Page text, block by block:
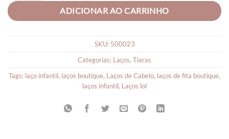
ADICIONAR AO CARRINHO
SKU: 500023
Categorias: Laços, Tiaras
Tags: laço infantil, laços boutique, Laços de Cabelo, laços de fita boutique,
laços infantil, Laços lol